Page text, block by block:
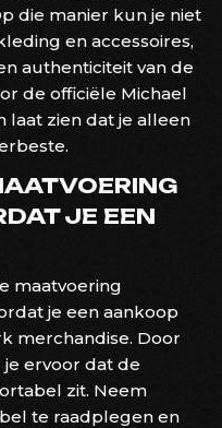
die manier kun je niet
en accessoires,
authenticiteit van de
de officiële Michael
laat zien dat je alleen
JE EEN
maatvoering
je een aankoop
merchandise. Door
ervoor dat de
zit. Neem
te raadplegen en